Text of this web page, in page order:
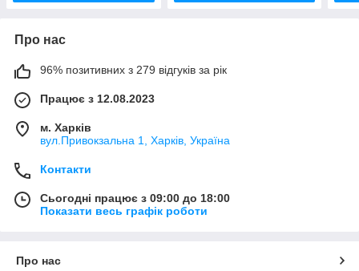
Про нас
96% позитивних з 279 відгуків за рік
Працює з 12.08.2023
м. Харків
вул.Привокзальна 1, Харків, Україна
Контакти
Сьогодні працює з 09:00 до 18:00
Показати весь графік роботи
Про нас